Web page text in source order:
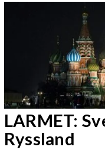
LARMET:
Ryssland